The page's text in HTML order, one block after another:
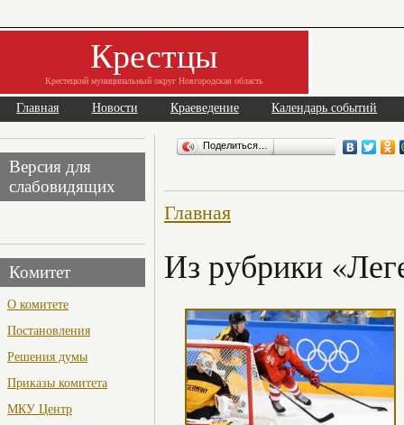
Крестцы
Крестецкий муниципальный округ Новгородская область
Главная Новости Краеведение Календарь событий
Версия для
слабовидящих
Комитет
О комитете
Постановления
Решения думы
Приказы комитета
МКУ Центр
Поделиться…
Главная
Из рубрики